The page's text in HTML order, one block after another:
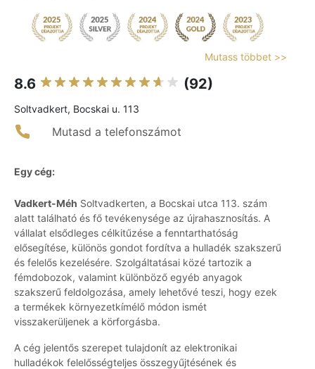
Mutass többet >>
8.6 (92)
Soltvadkert, Bocskai u. 113
Mutasd a telefonszámot
Egy cég:
Vadkert-Méh Soltvadkerten, a Bocskai utca 113. szám
alatt található és fő tevékenysége az újrahasznosítás. A
vállalat elsődleges célkitűzése a fenntarthatóság
elősegítése, különös gondot fordítva a hulladék szakszerű
és felelős kezelésére. Szolgáltatásai közé tartozik a
fémdobozok, valamint különböző egyéb anyagok
szakszerű feldolgozása, amely lehetővé teszi, hogy ezek
a termékek környezetkímélő módon ismét
visszakerüljenek a körforgásba.
A cég jelentős szerepet tulajdonít az elektronikai
hulladékok felelősségteljes összegyűjtésének és